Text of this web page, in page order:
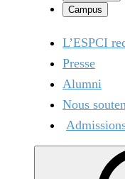
Campus
L’ESPCI
Presse
Alumni
Nous